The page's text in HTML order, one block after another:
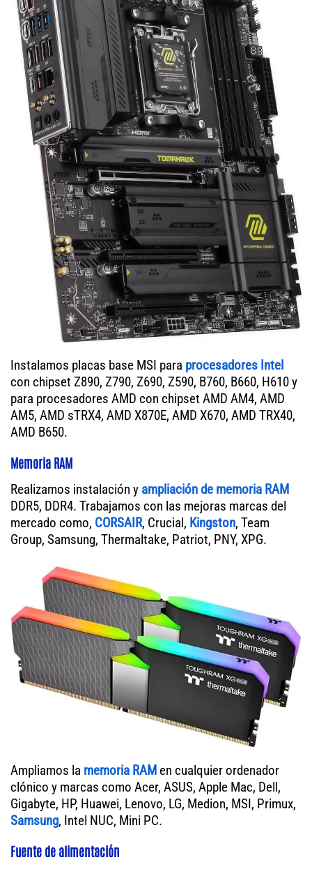
Instalamos placas base MSI para procesadores Intel
con chipset Z890, Z790, Z690, Z590, B760, B660, H610 y
para procesadores AMD con chipset AMD AM4, AMD
AM5, AMD sTRX4, AMD X870E, AMD X670, AMD TRX40,
AMD B650.
Memoria RAM
Realizamos instalación y ampliación de memoria RAM
DDR5, DDR4. Trabajamos con las mejoras marcas del
mercado como, CORSAIR, Crucial, Kingston, Team
Group, Samsung, Thermaltake, Patriot, PNY, XPG.
Ampliamos la memoria RAM en cualquier ordenador
clónico y marcas como Acer, ASUS, Apple Mac, Dell,
Gigabyte, HP, Huawei, Lenovo, LG, Medion, MSI, Primux,
Samsung, Intel NUC, Mini PC.
Fuente de alimentación